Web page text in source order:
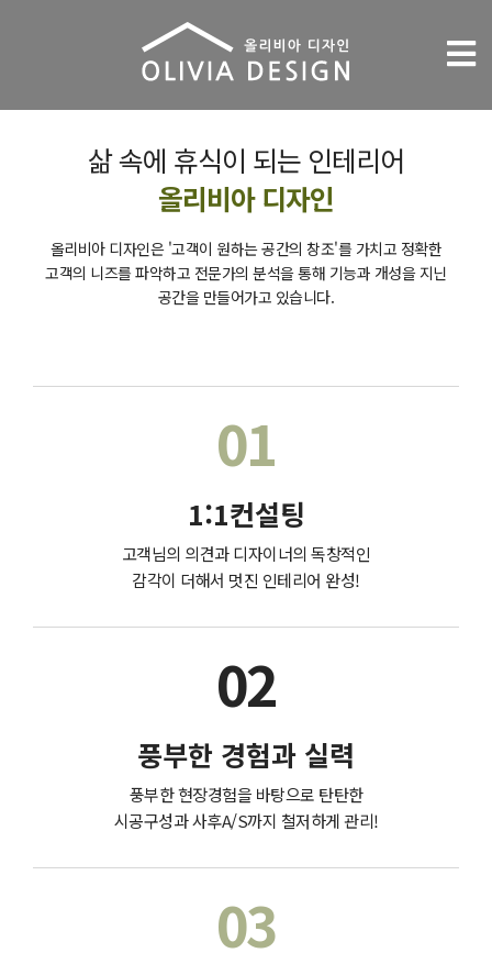
삶 속에 휴식이 되는 인테리어
올리비아 디자인
올리비아 디자인은 '고객이 원하는 공간의 창조'를 가치고 정확한
고객의 니즈를 파악하고 전문가의 분석을 통해 기능과 개성을 지닌
공간을 만들어가고 있습니다.
01
1:1컨설팅
고객님의 의견과 디자이너의 독창적인
감각이 더해서 멋진 인테리어 완성!
02
풍부한 경험과 실력
풍부한 현장경험을 바탕으로 탄탄한
시공구성과 사후A/S까지 철저하게 관리!
03